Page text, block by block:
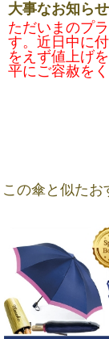
大事なお知ら
ただいまのプ
す。近日中に
をえず値上げ
平にご容赦をく
この傘と似たお